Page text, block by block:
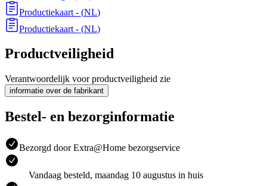
Productiekaart - (NL)
Productiekaart - (NL)
Productveiligheid
Verantwoordelijk voor productveiligheid zie
informatie over de fabrikant
Bestel- en bezorginformatie
Bezorgd door Extra@Home bezorgservice
Vandaag besteld, maandag 10 augustus in huis